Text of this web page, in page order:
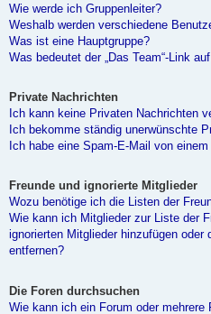
Wie werde ich Gruppenleiter?
Weshalb werden verschiedene
Was ist eine Hauptgruppe?
Was bedeutet der „Das Team“-Link
Private Nachrichten
Ich kann keine Privaten Nachrichten
Ich bekomme ständig unerwünschte
Ich habe eine Spam-E-Mail von
Freunde und ignorierte Mitglieder
Wozu benötige ich die Listen der
Wie kann ich Mitglieder zur Liste der
ignorierten Mitglieder hinzufügen oder
entfernen?
Die Foren durchsuchen
Wie kann ich ein Forum oder mehrere